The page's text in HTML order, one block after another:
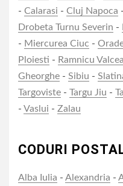
- Calarasi - Cluj Napoca -
Drobeta Turnu Severin -
- Miercurea Ciuc -
Ploiesti - Ramnicu Valcea
Gheorghe - Sibiu -
Targoviste - Targu Jiu -
- Vaslui - Zalau
CODURI
Alba Iulia - Alexandria -